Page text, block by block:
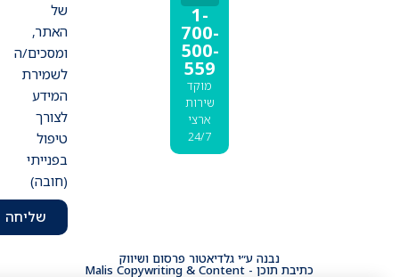
1-
700-
500-
559
מוקד
שירות
ארצי
24/7
של
האתר,
ומסכים/ה
לשמירת
המידע
לצורך
טיפול
בפנייתי
(חובה)
שליחה
נבנה ע״י גלדיאטור פרסום ושיווק
כתיבת תוכן - Malis Copywriting & Content